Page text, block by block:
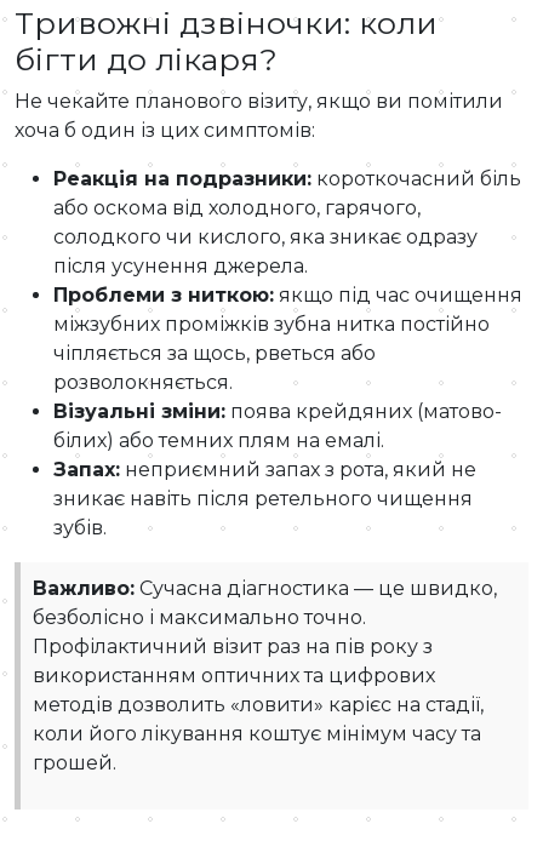
Тривожні дзвіночки: коли
бігти до лікаря?
Не чекайте планового візиту, якщо ви помітили
хоча б один із цих симптомів:
Реакція на подразники: короткочасний біль
або оскома від холодного, гарячого,
солодкого чи кислого, яка зникає одразу
після усунення джерела.
Проблеми з ниткою: якщо під час очищення
міжзубних проміжків зубна нитка постійно
чіпляється за щось, рветься або
розволокняється.
Візуальні зміни: поява крейдяних (матово-
білих) або темних плям на емалі.
Запах: неприємний запах з рота, який не
зникає навіть після ретельного чищення
зубів.
Важливо: Сучасна діагностика — це швидко,
безболісно і максимально точно.
Профілактичний візит раз на пів року з
використанням оптичних та цифрових
методів дозволить «ловити» карієс на стадії,
коли його лікування коштує мінімум часу та
грошей.